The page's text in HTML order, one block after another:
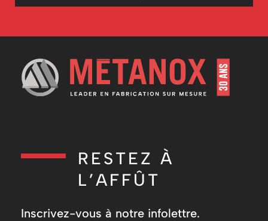
RESTEZ À
L’AFFÛT
Inscrivez-vous à notre infolettre.